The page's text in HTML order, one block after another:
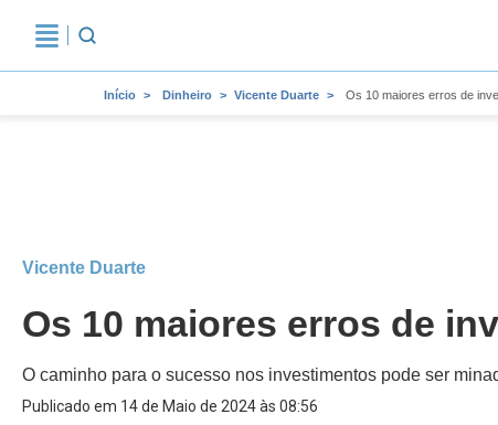
Início Dinheiro Vicente Duarte Os 10 maiores erros de
Vicente Duarte
Os 10 maiores erros de
O caminho para o sucesso nos investimentos pode ser
Publicado em 14 de Maio de 2024 às 08:56